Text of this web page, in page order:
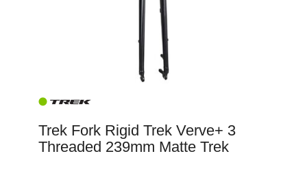
Trek Fork Rigid Trek Verve+ 3
Threaded 239mm Matte Trek